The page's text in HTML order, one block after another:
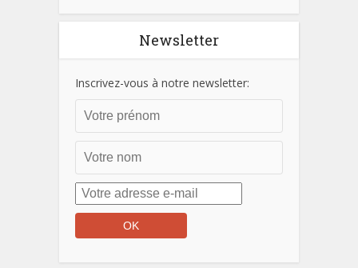
Newsletter
Inscrivez-vous à notre newsletter: